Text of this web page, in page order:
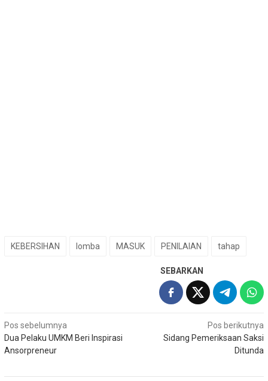
KEBERSIHAN lomba MASUK PENILAIAN tahap
SEBARKAN
Navigasi
pos
Pos sebelumnya
Dua Pelaku UMKM Beri Inspirasi
Ansorpreneur
Pos berikutnya
Sidang Pemeriksaan Saksi
Ditunda